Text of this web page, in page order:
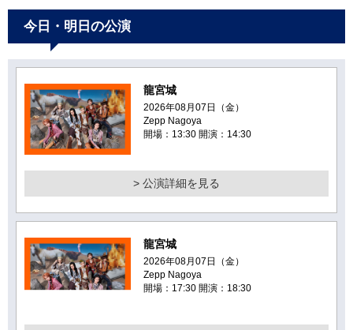
今日・明日の公演
龍宮城
2026年08月07日（金）
Zepp Nagoya
開場：13:30 開演：14:30
> 公演詳細を見る
龍宮城
2026年08月07日（金）
Zepp Nagoya
開場：17:30 開演：18:30